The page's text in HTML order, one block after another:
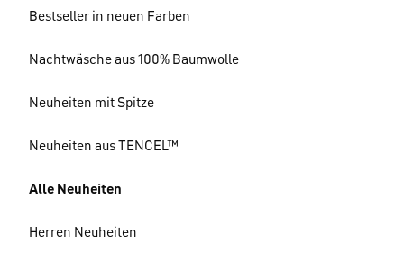
Bestseller in neuen Farben
Nachtwäsche aus 100% Baumwolle
Neuheiten mit Spitze
Neuheiten aus TENCEL™
Alle Neuheiten
Herren Neuheiten